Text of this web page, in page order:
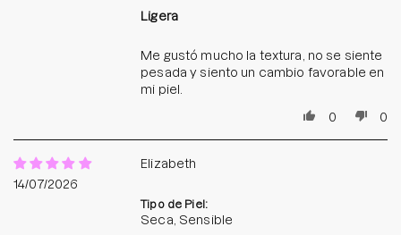
Ligera
Me gustó mucho la textura, no se siente
pesada y siento un cambio favorable en
mi piel.
0
0
14/07/2026
Elizabeth
Tipo de Piel:
Seca, Sensible